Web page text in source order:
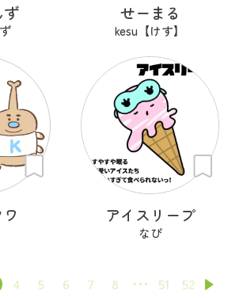
ず せーまる
kesu【けす】
アイスリープ
なぴ
4 5 6 7 8 51 52